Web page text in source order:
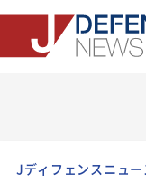
Jディフェンスニュー